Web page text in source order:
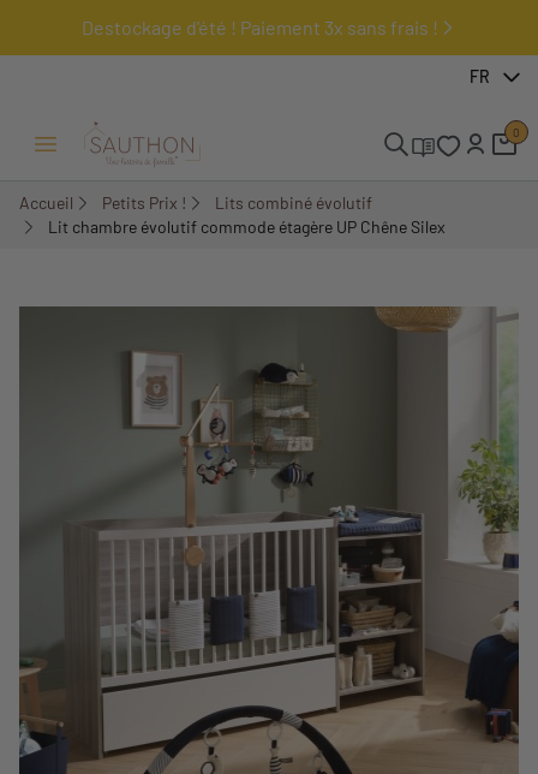
Destockage d'été ! Paiement 3x sans frais !
FR
Ouvrir/Fermer menu
0
Accueil Petits Prix !
Lits combiné évolutif
Lit chambre évolutif commode étagère UP Chêne Silex